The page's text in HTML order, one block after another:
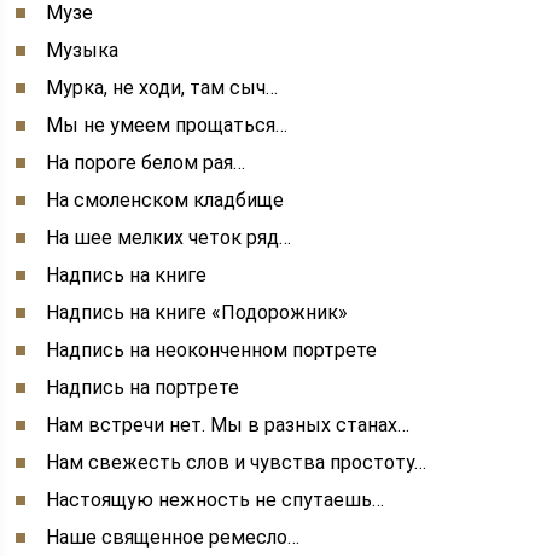
Музе
Музыка
Мурка, не ходи, там сыч…
Мы не умеем прощаться…
На пороге белом рая…
На смоленском кладбище
На шее мелких четок ряд…
Надпись на книге
Надпись на книге «Подорожник»
Надпись на неоконченном портрете
Надпись на портрете
Нам встречи нет. Мы в разных станах…
Нам свежесть слов и чувства простоту…
Настоящую нежность не спутаешь…
Наше священное ремесло…